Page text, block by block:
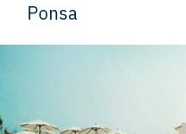
Ponsa